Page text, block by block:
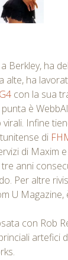
Berkley, ha
alte, ha
G4 con la sua
è
Infine
di
di Maxim
anni
Per altre
U
con Rob
artefici